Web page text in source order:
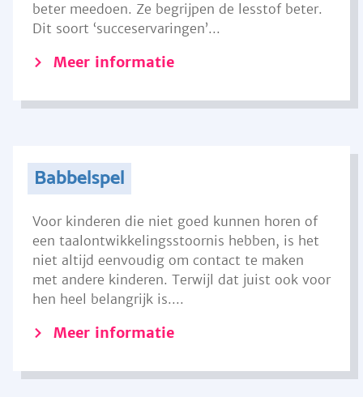
beter meedoen. Ze begrijpen de lesstof beter.
Dit soort ‘succeservaringen’...
Meer informatie
Babbelspel
Voor kinderen die niet goed kunnen horen of
een taalontwikkelingsstoornis hebben, is het
niet altijd eenvoudig om contact te maken
met andere kinderen. Terwijl dat juist ook voor
hen heel belangrijk is....
Meer informatie